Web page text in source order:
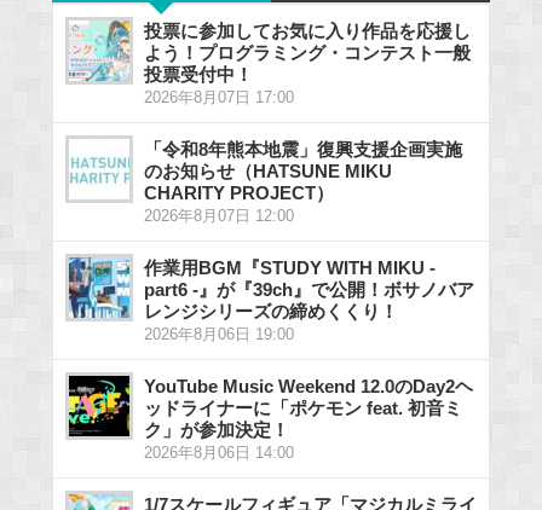
投票に参加してお気に入り作品を応援し
よう！プログラミング・コンテスト一般
投票受付中！
2026年8月07日 17:00
「令和8年熊本地震」復興支援企画実施
のお知らせ（HATSUNE MIKU
CHARITY PROJECT）
2026年8月07日 12:00
作業用BGM『STUDY WITH MIKU -
part6 -』が『39ch』で公開！ボサノバア
レンジシリーズの締めくくり！
2026年8月06日 19:00
YouTube Music Weekend 12.0のDay2ヘ
ッドライナーに「ポケモン feat. 初音ミ
ク」が参加決定！
2026年8月06日 14:00
1/7スケールフィギュア「マジカルミライ